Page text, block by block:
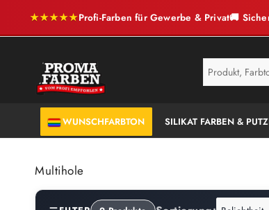
★★★★★Profi-Farben für Gewerbe & Privat🚚
SERVICE
ANTI-SCHIMMEL
WUNSCHFARBTON SILIKAT FARBEN &
Multihole